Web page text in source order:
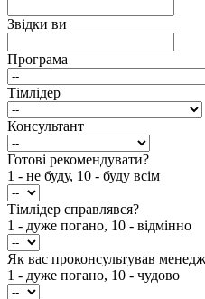
Звідки ви
Програма
Тімлідер
Консультант
Готові рекомендувати?
1 - не буду, 10 - буду всім
Тімлідер справлявся?
1 - дуже погано, 10 - відмінно
Як вас проконсультував
1 - дуже погано, 10 - чудово